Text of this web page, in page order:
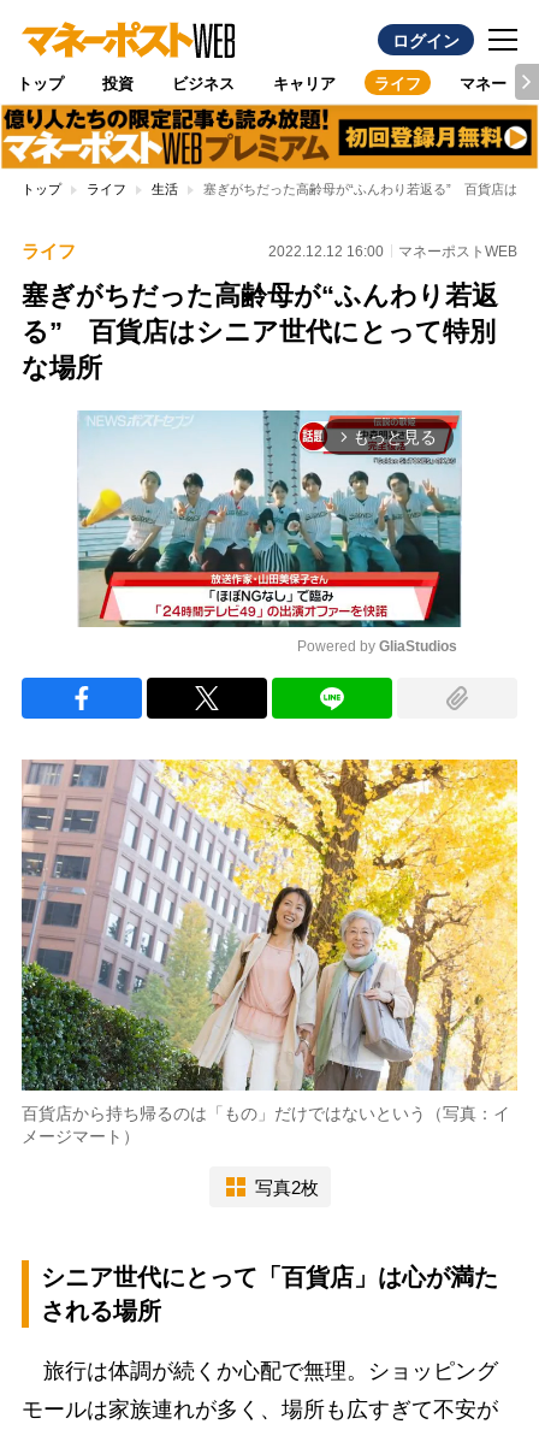
ログイン
トップ 投資 ビジネス キャリア ライフ マネー
トップ ライフ 生活 塞ぎがちだった高齢母が“ふんわり若返る” 百貨店はシ
ライフ 2022.12.12 16:00 マネーポストWEB
塞ぎがちだった高齢母が“ふんわり若返
る” 百貨店はシニア世代にとって特別
な場所
arrow_forward_ios もっと見る
Powered by GliaStudios
百貨店から持ち帰るのは「もの」だけではないという（写真：イ
メージマート）
写真2枚
シニア世代にとって「百貨店」は心が満た
される場所
旅行は体調が続くか心配で無理。ショッピング
モールは家族連れが多く、場所も広すぎて不安が